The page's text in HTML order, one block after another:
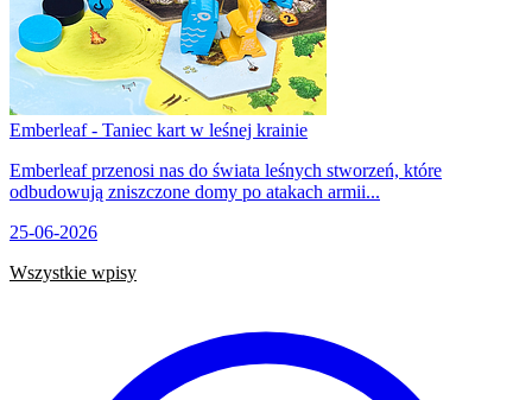
Emberleaf - Taniec kart w leśnej krainie
Emberleaf przenosi nas do świata leśnych stworzeń, które
odbudowują zniszczone domy po atakach armii...
25-06-2026
Wszystkie wpisy